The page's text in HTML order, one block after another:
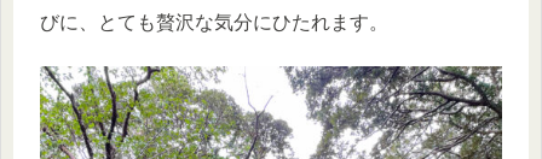
びに、とても贅沢な気分にひたれます。